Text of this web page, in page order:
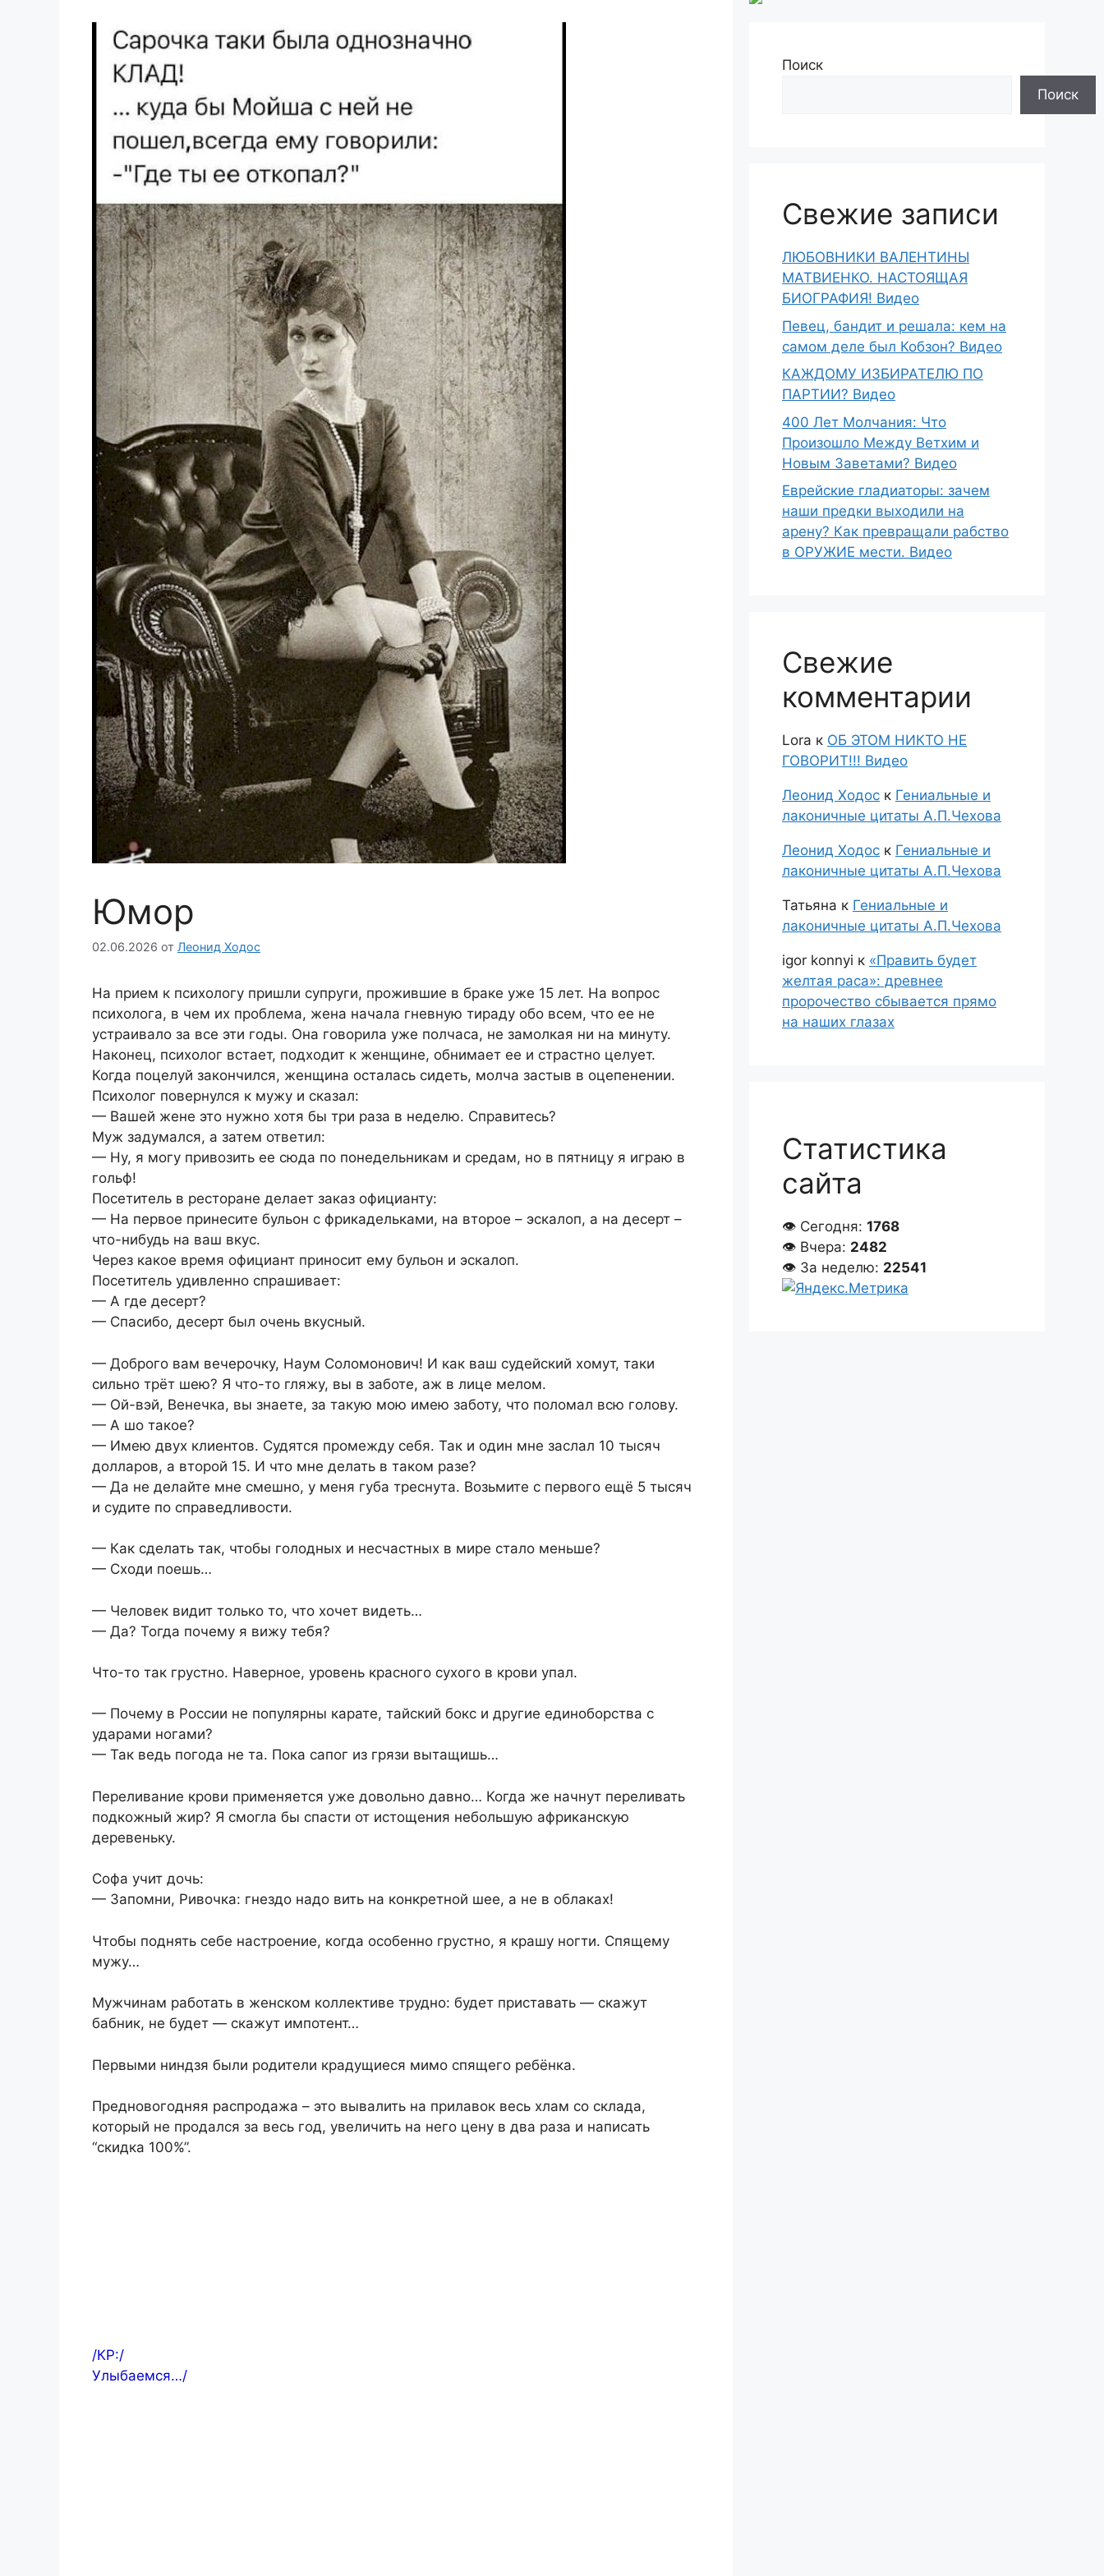
Юмор
02.06.2026 от Леонид Ходос
На прием к психологу пришли супруги, прожившие в браке уже 15 лет. На вопрос
психолога, в чем их проблема, жена начала гневную тираду обо всем, что ее не
устраивало за все эти годы. Она говорила уже полчаса, не замолкая ни на минуту.
Наконец, психолог встает, подходит к женщине, обнимает ее и страстно целует.
Когда поцелуй закончился, женщина осталась сидеть, молча застыв в оцепенении.
Психолог повернулся к мужу и сказал:
— Вашей жене это нужно хотя бы три раза в неделю. Справитесь?
Муж задумался, а затем ответил:
— Ну, я могу привозить ее сюда по понедельникам и средам, но в пятницу я играю в
гольф!
Посетитель в ресторане делает заказ официанту:
— На первое принесите бульон с фрикадельками, на второе – эскалоп, а на десерт –
что-нибудь на ваш вкус.
Через какое время официант приносит ему бульон и эскалоп.
Посетитель удивленно спрашивает:
— А где десерт?
— Спасибо, десерт был очень вкусный.
— Доброго вам вечерочку, Наум Соломонович! И как ваш судейский хомут, таки
сильно трёт шею? Я что-то гляжу, вы в заботе, аж в лице мелом.
— Ой-вэй, Венечка, вы знаете, за такую мою имею заботу, что поломал всю голову.
— А шо такое?
— Имею двух клиентов. Судятся промежду себя. Так и один мне заслал 10 тысяч
долларов, а второй 15. И что мне делать в таком разе?
— Да не делайте мне смешно, у меня губа треснута. Возьмите с первого ещё 5 тысяч
и судите по справедливости.
— Как сделать так, чтобы голодных и несчастных в мире стало меньше?
— Сходи поешь…
— Человек видит только то, что хочет видеть…
— Да? Тогда почему я вижу тебя?
Что-то так грустно. Наверное, уровень красного сухого в крови упал.
— Почему в России не популярны карате, тайский бокс и другие единоборства с
ударами ногами?
— Так ведь погода не та. Пока сапог из грязи вытащишь…
Переливание крови применяется уже довольно давно… Когда же начнут переливать
подкожный жир? Я смогла бы спасти от истощения небольшую африканскую
деревеньку.
Софа учит дочь:
— Запомни, Ривочка: гнездо надо вить на конкретной шее, а не в облаках!
Чтобы поднять себе настроение, когда особенно грустно, я крашу ногти. Спящему
мужу…
Мужчинам работать в женском коллективе трудно: будет приставать — скажут
бабник, не будет — скажут импотент…
Первыми ниндзя были родители крадущиеся мимо спящего ребёнка.
Предновогодняя распродажа – это вывалить на прилавок весь хлам со склада,
который не продался за весь год, увеличить на него цену в два раза и написать
“скидка 100%”.
/КР:/
Улыбаемся…/
Поиск
Поиск
Свежие записи
ЛЮБОВНИКИ ВАЛЕНТИНЫ
МАТВИЕНКО. НАСТОЯЩАЯ
БИОГРАФИЯ! Видео
Певец, бандит и решала: кем на
самом деле был Кобзон? Видео
КАЖДОМУ ИЗБИРАТЕЛЮ ПО
ПАРТИИ? Видео
400 Лет Молчания: Что
Произошло Между Ветхим и
Новым Заветами? Видео
Еврейские гладиаторы: зачем
наши предки выходили на
арену? Как превращали рабство
в ОРУЖИЕ мести. Видео
Свежие
комментарии
Lora к ОБ ЭТОМ НИКТО НЕ
ГОВОРИТ!!! Видео
Леонид Ходос к Гениальные и
лаконичные цитаты А.П.Чехова
Леонид Ходос к Гениальные и
лаконичные цитаты А.П.Чехова
Татьяна к Гениальные и
лаконичные цитаты А.П.Чехова
igor konnyi к «Править будет
желтая раса»: древнее
пророчество сбывается прямо
на наших глазах
Статистика
сайта
👁 Сегодня: 1768
👁 Вчера: 2482
👁 За неделю: 22541